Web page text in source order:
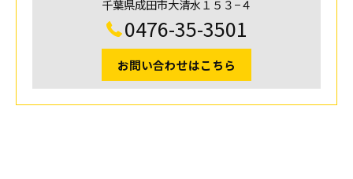
千葉県成田市大清水１５３−４
0476-35-3501
お問い合わせはこちら